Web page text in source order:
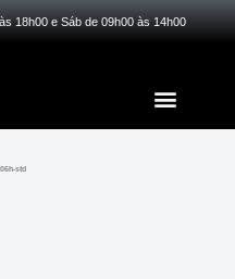
18h00 e Sáb de 09h00 às 14h00
Menu
std